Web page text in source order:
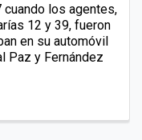
cuando los agentes,
12 y 39, fueron
en su automóvil
Paz y Fernández